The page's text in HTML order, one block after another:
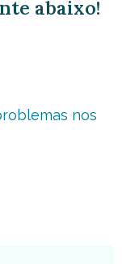
abaixo!
nos